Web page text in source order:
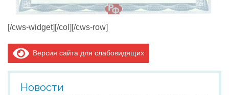
[/cws-widget][/col][/cws-row]
Версия сайта для слабовидящих
Новости